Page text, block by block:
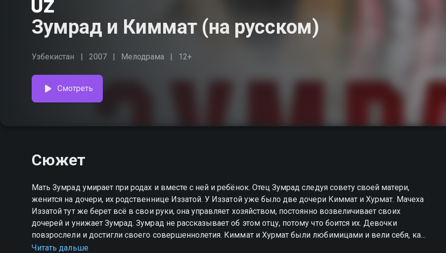
Зумрад и Киммат (на русском)
Узбекистан 2007 Мелодрама 12+
Смотреть
Сюжет
Мать Зумрад умирает при родах и вместе с ней и ребёнок. Отец Зумрад следуя совету своей матери,
женится на дочери, их родственнице Иззатой. У Иззатой уже было две дочери Киммат и Хурмат. Мачеха
Иззатой тут же берет всё в свои руки, она управляет хозяйством, постоянно возвеличивает своих
дочерей и унижает Зумрад. Зумрад не рассказывает об этом отцу, потому что боится их. Девочки
повзрослели и достигли своего совершеннолетия. Киммат и Хурмат были любимицами и вели себя, как
хозяйки дома. Однако Зумрад, которая является настоящей хозяйкой дома, даже не позревала, что её
Читать дальше